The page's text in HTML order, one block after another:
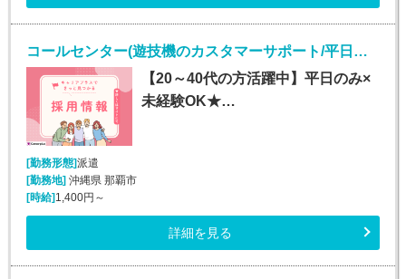
コールセンター(遊技機のカスタマーサポート/平日のみ/長期)
【20～40代の方活躍中】平日のみ×
未経験OK★…
[勤務形態]派遣
[勤務地] 沖縄県 那覇市
[時給] 1,400円～
詳細を見る